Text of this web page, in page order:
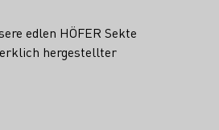
edlen HÖFER Sekte
hergestellter